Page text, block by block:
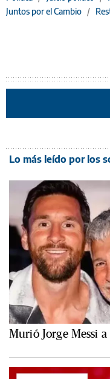
Juntos por el Cambio /
Lo más leído por los
Murió Jorge Messi